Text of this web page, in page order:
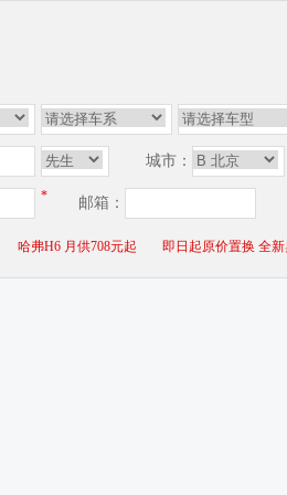
城市：
* 邮箱：
哈弗H6 月供708元起 即日起原价置换 全新